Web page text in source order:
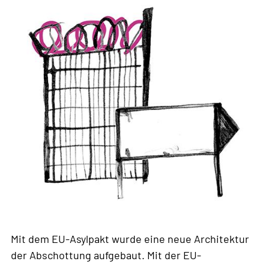
Mit dem EU-Asylpakt wurde eine neue Architektur
der Abschottung aufgebaut. Mit der EU-